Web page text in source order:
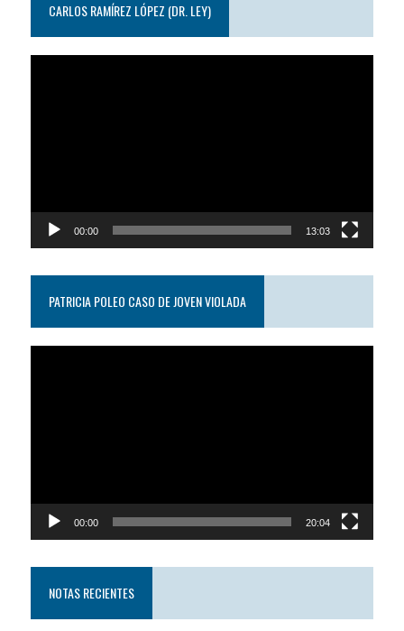
CARLOS RAMÍREZ LÓPEZ (DR. LEY)
00:00 13:03
PATRICIA POLEO CASO DE JOVEN VIOLADA
00:00 20:04
NOTAS RECIENTES